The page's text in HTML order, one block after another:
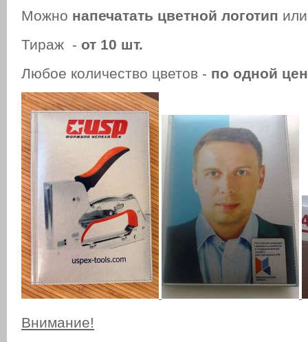
Можно напечатать цветной логотип
Тираж - от 10 шт.
Любое количество цветов - по одной
Внимание!